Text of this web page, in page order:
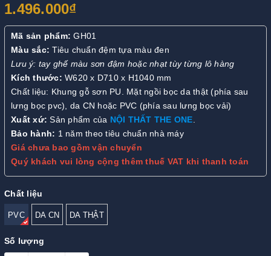
1.496.000₫
Mã sản phẩm:GH01
Màu sắc: Tiêu chuẩn đệm tựa màu đen
Lưu ý: tay ghế màu sơn đậm hoặc nhạt tùy từng lô hàng
Kích thước: W620 x D710 x H1040 mm
Chất liệu: Khung gỗ sơn PU. Mặt ngồi bọc da thật (phía sau
lưng bọc pvc), da CN hoặc PVC (phía sau lưng bọc vải)
Xuất xứ:Sản phẩm của NỘI THẤT THE ONE.
Bảo hành: 1 năm theo tiêu chuẩn nhà máy
Giá chưa bao gồm vận chuyển
Quý khách vui lòng cộng thêm thuế VAT khi thanh toán
Chất liệu
PVC DA CN DA THẬT
Số lượng